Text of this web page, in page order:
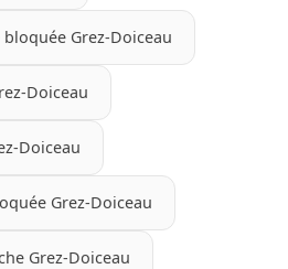
Grez-Doiceau
Doiceau
Doiceau
Grez-Doiceau
Grez-Doiceau